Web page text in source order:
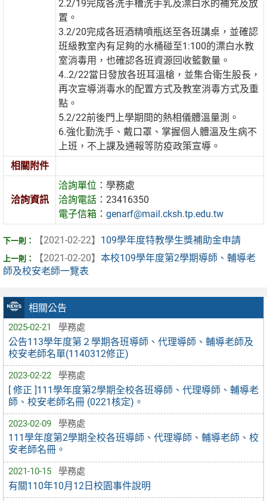
相關公告
2025-02-21 學務處
公告113學年度第２學期各班導師、代理導師、輔導老師及
校安老師名單(1140312修正)
2023-02-22 學務處
[ 修正 ]111學年度第2學期全校各班導師、代理導師、輔導老
師、校安老師名冊 (0221核定)。
2023-02-09 學務處
111學年度第2學期全校各班導師、代理導師、輔導老師、校
安老師名冊。
2021-10-15 學務處
有關110年10月12日校園事件說明
2.2/19完成各洗手槽洗手乳及漂白水的補充及放
置。
3.2/20完成各班酒精噴瓶送至各班講桌，並確認
班級教室內有足夠的水桶碰至1:100的漂白水教
室消毒用，也確認各班資源回收籃數量。
4..2/22當日發放各班耳溫槍，並集合衛生股長，
再次宣導消毒水的配置方式及教室消毒方式及重
點。
5.2/22前後門上學期間的熱相儀體溫量測。
6.強化勤洗手、戴口罩、掌握個人體溫及生病不
上班，不上課及通報等防疫政策宣導。
相關附件
洽詢資訊
洽詢單位：學務處
洽詢電話：23416350
電子信箱：genarf@mail.cksh.tp.edu.tw
【2021-02-22】 109學年度特教學生獎補助金申請
【2021-02-20】 本校109學年度第2學期導師、輔導老
師及校安老師一覽表